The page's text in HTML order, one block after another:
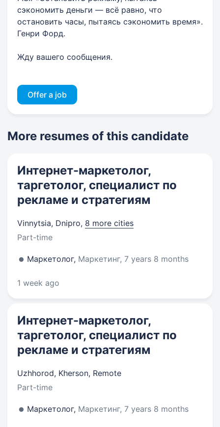
сэкономить деньги — всё равно, что
остановить часы, пытаясь сэкономить время».
Генри Форд.
Жду вашего сообщения.
Offer a job
More resumes of this candidate
Интернет-маркетолог,
таргетолог, специалист по
рекламе и стратегиям
Vinnytsia, Dnipro, 8 more cities
Part-time
Маркетолог, Маркетинг, 7 years 8 months
1 week ago
Интернет-маркетолог,
таргетолог, специалист по
рекламе и стратегиям
Uzhhorod, Kherson, Remote
Part-time
Маркетолог, Маркетинг, 7 years 8 months